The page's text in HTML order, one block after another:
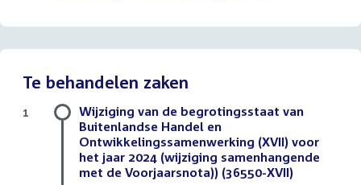
Te behandelen zaken
Wijziging van de begrotingsstaat van
Buitenlandse Handel en
Ontwikkelingssamenwerking (XVII) voor
het jaar 2024 (wijziging samenhangende
met de Voorjaarsnota)) (36550-XVII)
1